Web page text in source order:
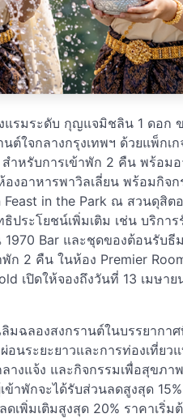
แรมระดับ กุญแจมิชลิน 1 ดอก
ใจกลางกรุงเทพฯ ด้วยแพ็กเ
สำหรับการเข้าพัก 2 คืน พร้อม
งอาหารพาวิลเลี่ยน พร้อมกิจ
Feast in the Park ณ สวนดุสิ
ประโยชน์เพิ่มเติม เช่น บริกา
Bar และชุดของต้อนรับธี
ก 2 คืน ในห้อง Premier
เปิดให้จองถึงวันที่ 13 เมษา
มฉลองสงกรานต์ในบรรยากา
อนระยะยาวและการท่องเที่ยว
างแจ้ง และกิจกรรมเพื่อสุขภา
ข้าพักจะได้รับส่วนลดสูงสุด
เพิ่มเติมสูงสุด 20% ราคาเริ่